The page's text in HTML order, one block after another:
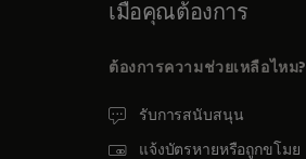
เมื่อคุณต้องการ
ต้องการความช่วยเหลือไหม?
รับการสนับสนุน
แจ้งบัตรหายหรือถูกขโมย